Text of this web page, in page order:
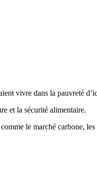
vivre dans la pauvreté
et la sécurité alimentaire.
le marché carbone,